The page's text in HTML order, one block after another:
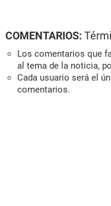
COMENTARIOS:
Los comentarios que
al tema de la noticia,
Cada usuario será el
comentarios.